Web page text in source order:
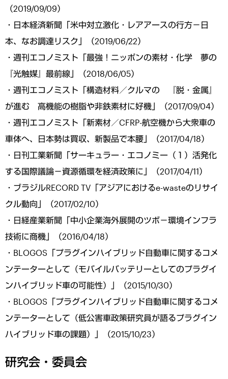
（2019/09/09）
・日本経済新聞「米中対立激化・レアアースの行方－日
本、なお調達リスク」（2019/06/22）
・週刊エコノミスト「最強！ニッポンの素材・化学 夢の
『光触媒』最前線」（2018/06/05）
・週刊エコノミスト「構造材料／クルマの 『脱・金属』
が進む 高機能の樹脂や非鉄素材に好機」（2017/09/04）
・週刊エコノミスト「新素材／CFRP-航空機から大衆車の
車体へ、日本勢は買収、新製品で本腰」（2017/04/18）
・日刊工業新聞「サーキュラー・エコノミー（１）活発化
する国際議論－資源循環を経済政策に」（2017/04/11）
・ブラジルRECORD TV「アジアにおけるe-wasteのリサイ
クル動向」（2017/02/10）
・日経産業新聞「中小企業海外展開のツボ－環境インフラ
技術に商機」（2016/04/18）
・BLOGOS「プラグインハイブリッド自動車に関するコメ
ンテーターとして（モバイルバッテリーとしてのプラグイ
ンハイブリッド車の可能性）」（2015/10/30）
・BLOGOS「プラグインハイブリッド自動車に関するコメ
ンテーターとして（低公害車政策研究員が語るプラグイン
ハイブリッド車の課題）」（2015/10/23）
研究会・委員会